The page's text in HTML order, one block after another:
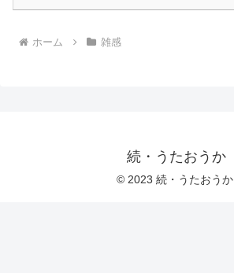
ホーム 雑感
続・うたおうか
© 2023 続・うたおうか.